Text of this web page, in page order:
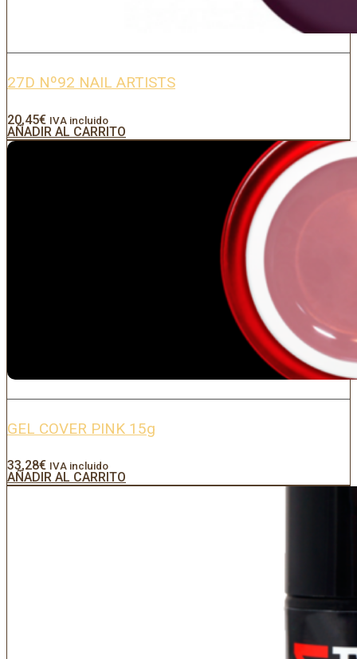
27D Nº92 NAIL ARTISTS
20,45€ IVA incluido
AÑADIR AL CARRITO
GEL COVER PINK 15g
33,28€ IVA incluido
AÑADIR AL CARRITO